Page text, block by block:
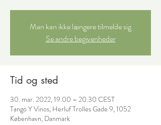
Man kan ikke længere tilmelde sig
Se andre begivenheder
Tid og sted
30. mar. 2022, 19.00 – 20.30 CEST
Tango Y Vinos, Herluf Trolles Gade 9, 1052
København, Danmark